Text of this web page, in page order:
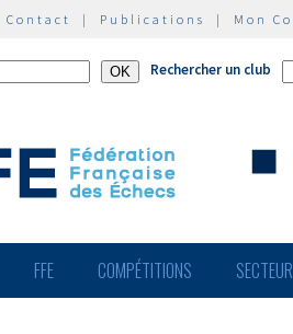
Contact | Publications | Mon
Rechercher un club
FFE COMPÉTITIONS